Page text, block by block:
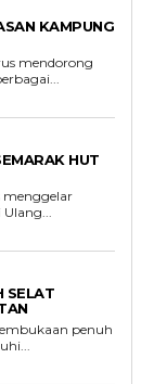
KAMPUNG
mendorong
HUT
menggelar
SELAT
penuh